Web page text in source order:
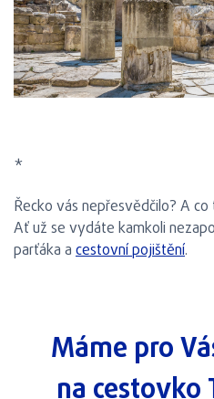
*
Řecko vás nepřesvědčilo? A co
Ať už se vydáte kamkoli
parťáka a cestovní pojištění.
Máme pro